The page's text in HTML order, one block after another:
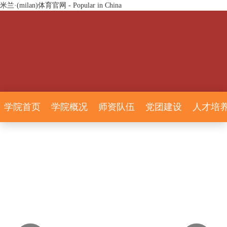
米兰·(milan)体育官网 - Popular in China
学院首页 学院概况 师资队伍 党团建设 人才培